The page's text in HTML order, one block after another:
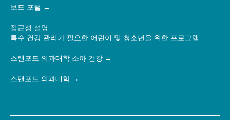
보드 포털
접근성 설명
특수 건강 관리가 필요한 어린이 및 청소년을 위한 프로그램
스탠포드 의과대학 소아 건강
스탠포드 의과대학